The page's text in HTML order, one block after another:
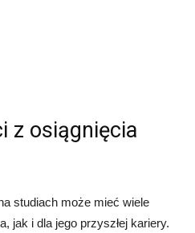
z osiągnięcia
studiach może mieć wiele
jak i dla jego przyszłej kariery.